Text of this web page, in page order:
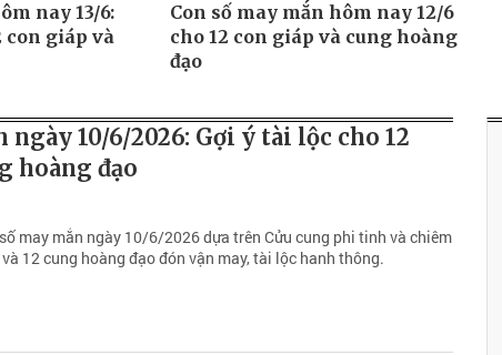
nay 13/6:
con giáp và
Con số may mắn hôm nay 12/6
cho 12 con giáp và cung hoàng
đạo
ngày 10/6/2026: Gợi ý tài lộc cho 12
hoàng đạo
may mắn ngày 10/6/2026 dựa trên Cửu cung phi tinh và chiêm
12 cung hoàng đạo đón vận may, tài lộc hanh thông.